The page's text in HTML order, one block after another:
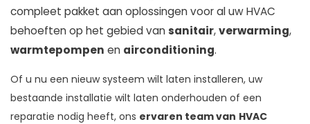
compleet pakket aan oplossingen voor al uw HVAC
behoeften op het gebied van sanitair,verwarming,
warmtepompen en airconditioning.
Of u nu een nieuw systeem wilt laten installeren, uw
bestaande installatie wilt laten onderhouden of een
reparatie nodig heeft, ons ervaren team van HVAC